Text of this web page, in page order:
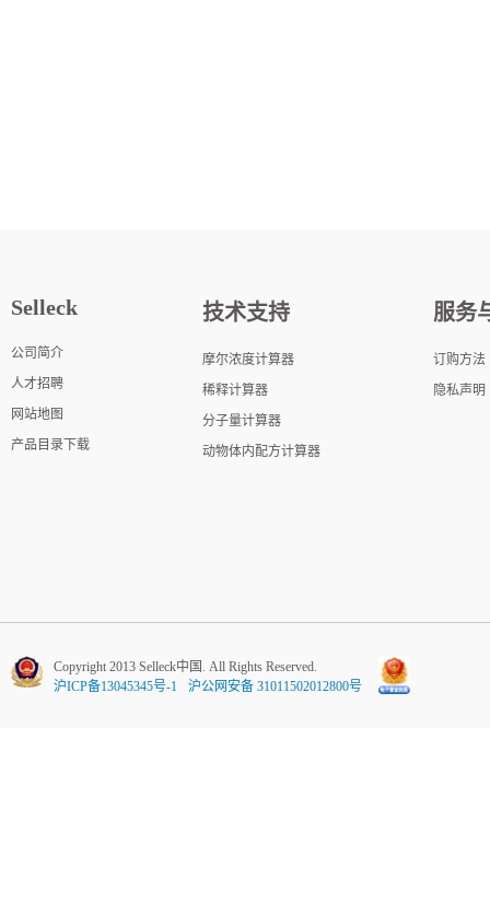
Selleck
公司简介
人才招聘
网站地图
产品目录下载
技术支持
摩尔浓度计算器
稀释计算器
分子量计算器
动物体内配方计算器
服务
订购方法
隐私声明
Copyright 2013 Selleck中国. All Rights Reserved.
沪ICP备13045345号-1
沪公网安备 31011502012800号